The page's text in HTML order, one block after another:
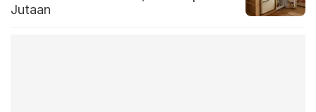
Jutaan